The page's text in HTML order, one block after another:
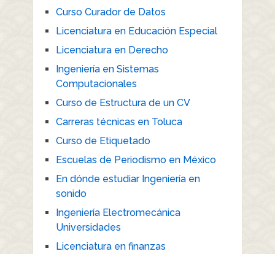
Curso Curador de Datos
Licenciatura en Educación Especial
Licenciatura en Derecho
Ingeniería en Sistemas
Computacionales
Curso de Estructura de un CV
Carreras técnicas en Toluca
Curso de Etiquetado
Escuelas de Periodismo en México
En dónde estudiar Ingeniería en
sonido
Ingeniería Electromecánica
Universidades
Licenciatura en finanzas